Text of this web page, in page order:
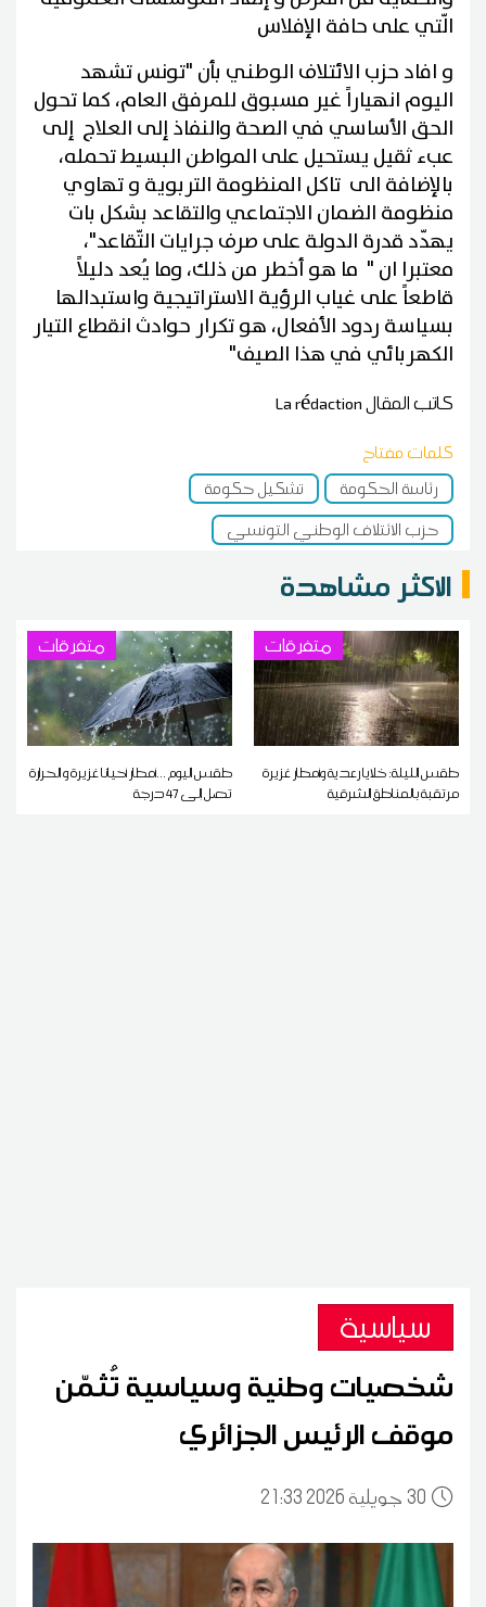
الّتي على حافة الإفلاس
و افاد حزب الائتلاف الوطني بأن "تونس تشهد
اليوم انهياراً غير مسبوق للمرفق العام، كما تحول
الحق الأساسي في الصحة والنفاذ إلى العلاج إلى
عبء ثقيل يستحيل على المواطن البسيط تحمله،
بالإضافة الى تاكل المنظومة التربوية و تهاوي
منظومة الضمان الاجتماعي والتقاعد بشكل بات
يهدّد قدرة الدولة على صرف جرايات التّقاعد"،
معتبرا ان " ما هو أخطر من ذلك، وما يُعد دليلاً
قاطعاً على غياب الرؤية الاستراتيجية واستبدالها
بسياسة ردود الأفعال، هو تكرار حوادث انقطاع التيار
الكهربائي في هذا الصيف"
كاتب المقالLa rédaction
كلمات مفتاح
رئاسة الحكومة
تشكيل حكومة
حزب الائتلاف الوطني التونسي
الاكثر مشاهدة
متفرقات
طقس الليلة: خلايا رعدية وأمطار غزيرة
مرتقبة بالمناطق الشرقية
متفرقات
طقس اليوم ...أمطار أحيانا غزيرة و الحرارة
تصل إلى 47 درجة
سياسية
شخصيات وطنية وسياسية تُثمّن
موقف الرئيس الجزائري
3021:33 2026 جويلية